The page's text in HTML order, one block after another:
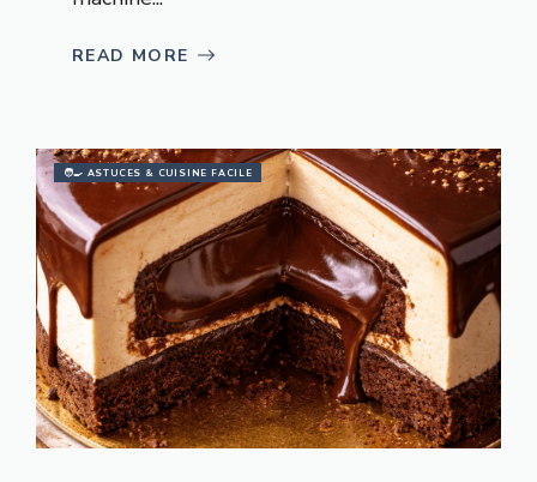
READ MORE
🧑‍🍳 ASTUCES & CUISINE FACILE